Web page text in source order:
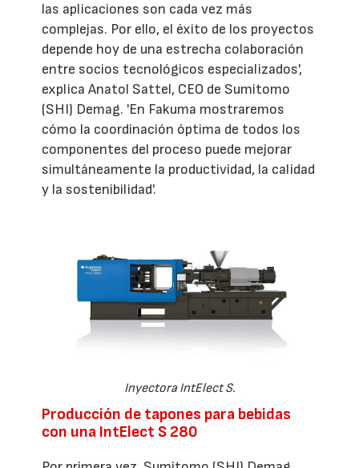
las aplicaciones son cada vez más
complejas. Por ello, el éxito de los proyectos
depende hoy de una estrecha colaboración
entre socios tecnológicos especializados',
explica Anatol Sattel, CEO de Sumitomo
(SHI) Demag. 'En Fakuma mostraremos
cómo la coordinación óptima de todos los
componentes del proceso puede mejorar
simultáneamente la productividad, la calidad
y la sostenibilidad'.
Inyectora IntElect S.
Producción de tapones para bebidas
con una IntElect S 280